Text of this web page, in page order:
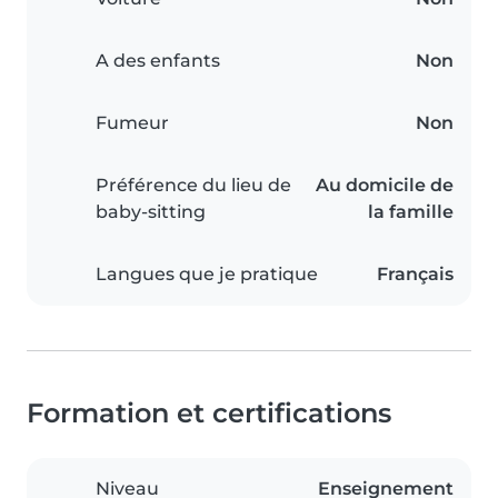
A des enfants Non
Fumeur Non
Préférence du lieu de
baby-sitting
Au domicile de
la famille
Langues que je pratique Français
Formation et certifications
Niveau Enseignement